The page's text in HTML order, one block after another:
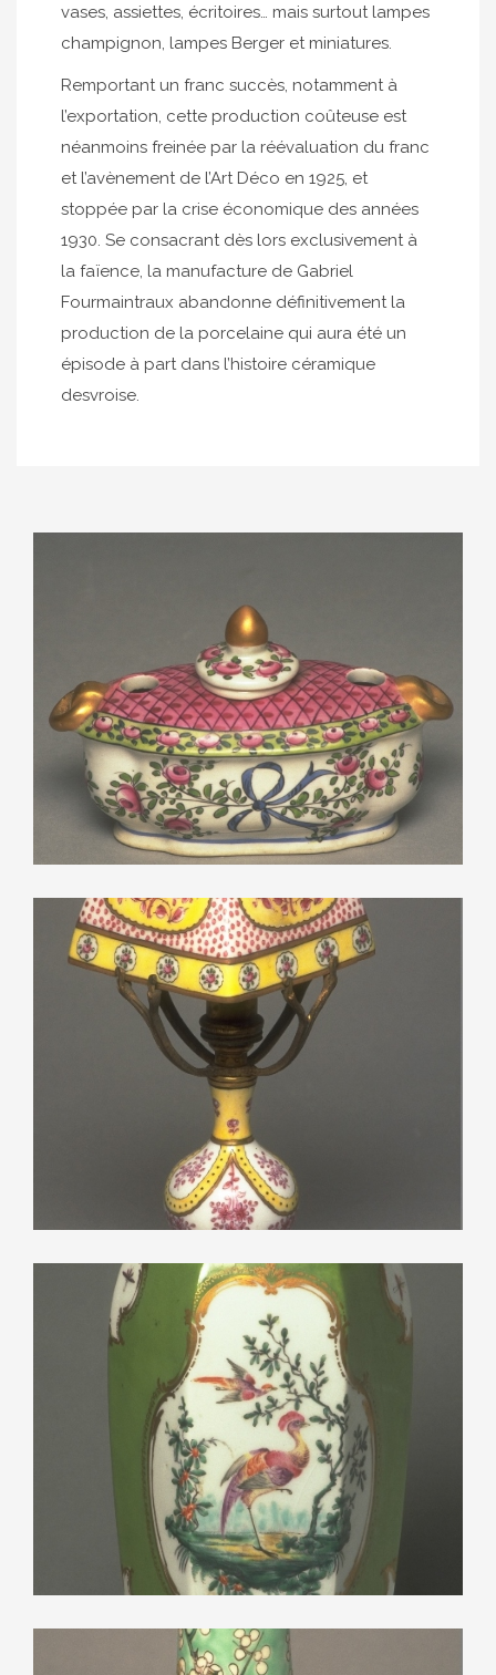
vases, assiettes, écritoires… mais surtout lampes
champignon, lampes Berger et miniatures.
Remportant un franc succès, notamment à
l’exportation, cette production coûteuse est
néanmoins freinée par la réévaluation du franc
et l’avènement de l’Art Déco en 1925, et
stoppée par la crise économique des années
1930. Se consacrant dès lors exclusivement à
la faïence, la manufacture de Gabriel
Fourmaintraux abandonne définitivement la
production de la porcelaine qui aura été un
épisode à part dans l’histoire céramique
desvroise.